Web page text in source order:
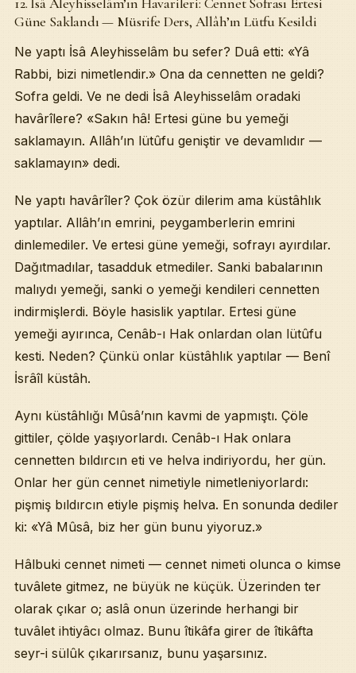
Güne Saklandı — Müsrife Ders, Allâh’ın Lütfu Kesildi
Ne yaptı İsâ Aleyhisselâm bu sefer? Duâ etti: «Yâ
Rabbi, bizi nimetlendir.» Ona da cennetten ne geldi?
Sofra geldi. Ve ne dedi İsâ Aleyhisselâm oradaki
havârîlere? «Sakın hâ! Ertesi güne bu yemeği
saklamayın. Allâh’ın lütûfu geniştir ve devamlıdır —
saklamayın» dedi.
Ne yaptı havârîler? Çok özür dilerim ama küstâhlık
yaptılar. Allâh’ın emrini, peygamberlerin emrini
dinlemediler. Ve ertesi güne yemeği, sofrayı ayırdılar.
Dağıtmadılar, tasadduk etmediler. Sanki babalarının
malıydı yemeği, sanki o yemeği kendileri cennetten
indirmişlerdi. Böyle hasislik yaptılar. Ertesi güne
yemeği ayırınca, Cenâb-ı Hak onlardan olan lütûfu
kesti. Neden? Çünkü onlar küstâhlık yaptılar — Benî
İsrâîl küstâh.
Aynı küstâhlığı Mûsâ’nın kavmi de yapmıştı. Çöle
gittiler, çölde yaşıyorlardı. Cenâb-ı Hak onlara
cennetten bıldırcın eti ve helva indiriyordu, her gün.
Onlar her gün cennet nimetiyle nimetleniyorlardı:
pişmiş bıldırcın etiyle pişmiş helva. En sonunda dediler
ki: «Yâ Mûsâ, biz her gün bunu yiyoruz.»
Hâlbuki cennet nimeti — cennet nimeti olunca o kimse
tuvâlete gitmez, ne büyük ne küçük. Üzerinden ter
olarak çıkar o; aslâ onun üzerinde herhangi bir
tuvâlet ihtiyâcı olmaz. Bunu îtikâfa girer de îtikâfta
seyr-i sülûk çıkarırsanız, bunu yaşarsınız.